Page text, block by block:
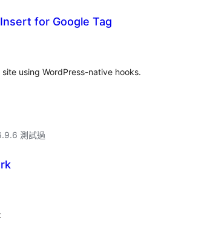
for Google Tag
using WordPress-native hooks.
測試過